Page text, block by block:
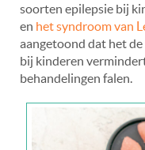
soorten epilepsie bij
en het syndroom van
aangetoond dat het
bij kinderen
behandelingen falen.